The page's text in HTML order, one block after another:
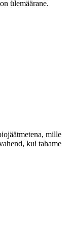
ülemäärane.
mille
kui tahame